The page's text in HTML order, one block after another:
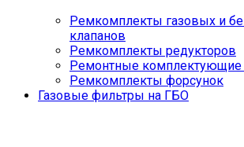
Ремкомплекты газовых и
клапанов
Ремкомплекты редукторов
Ремонтные комплектующие
Ремкомплекты форсунок
Газовые фильтры на ГБО